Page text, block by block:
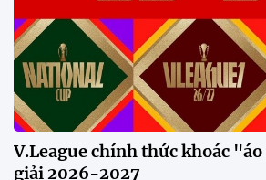
23:21 03/08/2026
Đội tuyển
trên sân
Indonesia